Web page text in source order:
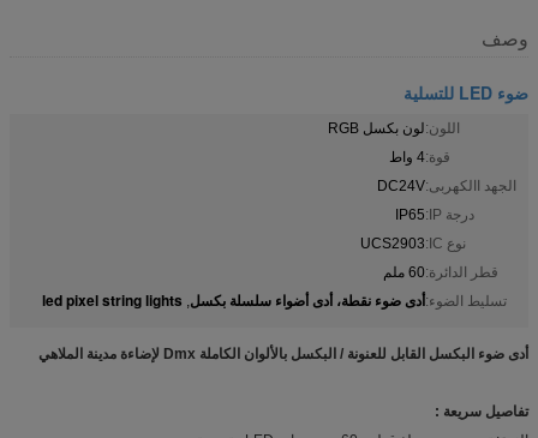
وصف
ضوء LED للتسلية
اللون:لون بكسل RGB
قوة:4 واط
الجهد االكهربى:DC24V
درجة IP:
IP65
نوع IC:
UCS2903
قطر الدائرة:60 ملم
تسليط الضوء:أدى ضوء نقطة، أدى أضواء سلسلة بكسل,
led pixel string lights
أدى ضوء البكسل القابل للعنونة / البكسل بالألوان الكاملة Dmx لإضاءة مدينة الملاهي
تفاصيل سريعة :